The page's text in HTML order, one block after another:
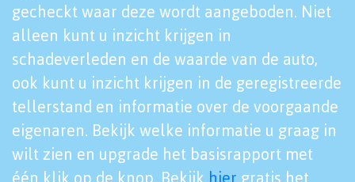
gecheckt waar deze wordt aangeboden. Niet
alleen kunt u inzicht krijgen in
schadeverleden en de waarde van de auto,
ook kunt u inzicht krijgen in de geregistreerde
tellerstand en informatie over de voorgaande
eigenaren. Bekijk welke informatie u graag in
wilt zien en upgrade het basisrapport met
één klik op de knop. Bekijk hier gratis het